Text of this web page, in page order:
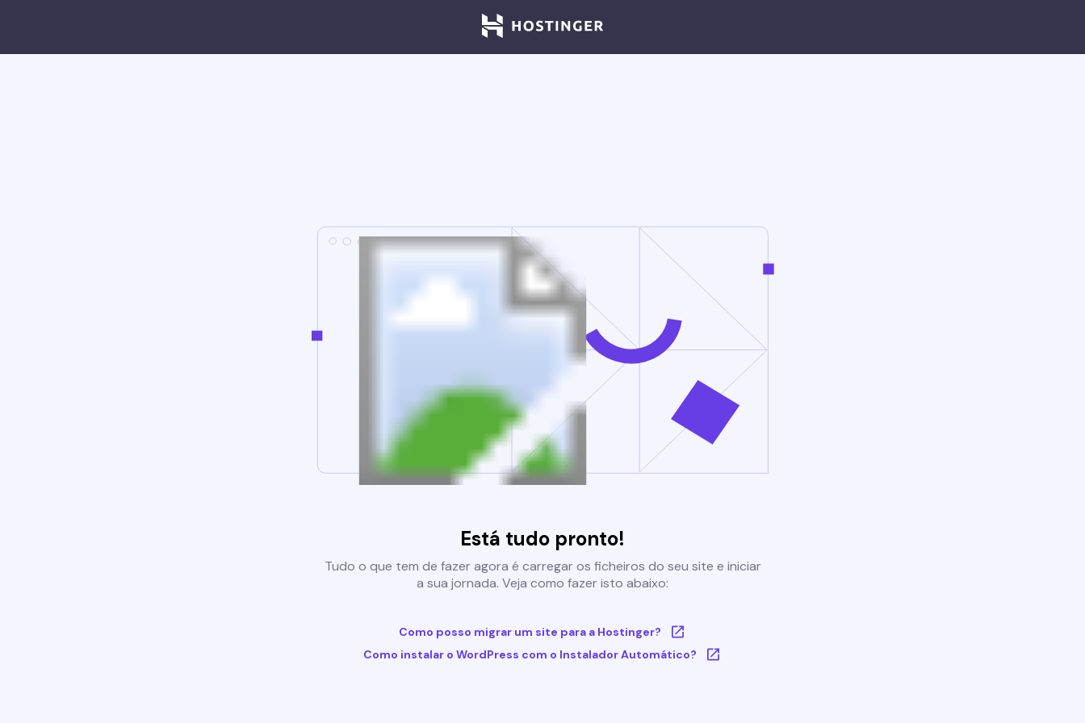
Está tudo pronto!
Tudo o que tem de fazer agora é carregar os ficheiros do seu site e iniciar
a sua jornada. Veja como fazer isto abaixo:
Como posso migrar um site para a Hostinger?
Como instalar o WordPress com o Instalador Automático?